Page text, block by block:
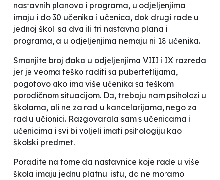
nastavnih planova i programa, u odjeljenjima
imaju i do 30 učenika i učenica, dok drugi rade u
jednoj školi sa dva ili tri nastavna plana i
programa, a u odjeljenjima nemaju ni 18 učenika.
Smanjite broj đaka u odjeljenjima VIII i IX razreda
jer je veoma teško raditi sa pubertetlijama,
pogotovo ako ima više učenika sa teškom
porodičnom situacijom. Da, trebaju nam psiholozi u
školama, ali ne za rad u kancelarijama, nego za
rad u učionici. Razgovarala sam s učenicama i
učenicima i svi bi voljeli imati psihologiju kao
školski predmet.
Poradite na tome da nastavnice koje rade u više
škola imaju jednu platnu listu, da ne moramo